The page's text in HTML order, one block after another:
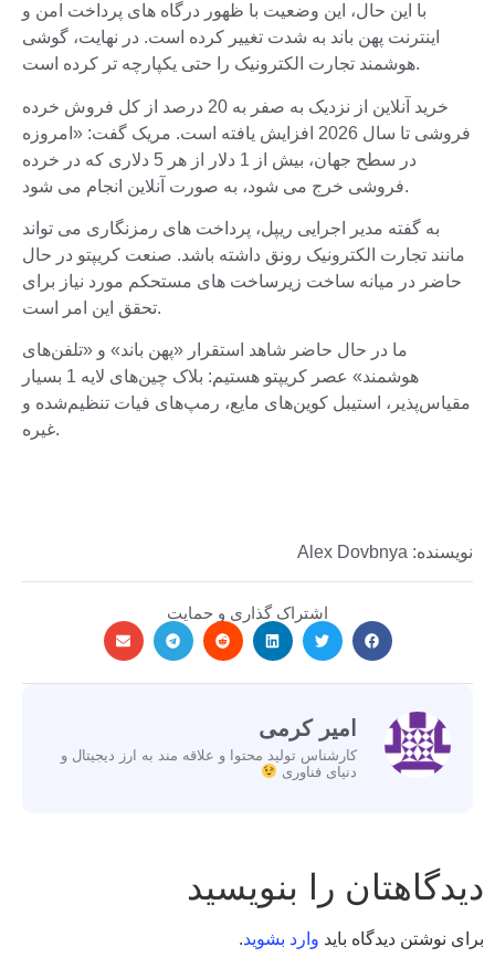
با این حال، این وضعیت با ظهور درگاه های پرداخت امن و
اینترنت پهن باند به شدت تغییر کرده است. در نهایت، گوشی
هوشمند تجارت الکترونیک را حتی یکپارچه تر کرده است.
خرید آنلاین از نزدیک به صفر به 20 درصد از کل فروش خرده
فروشی تا سال 2026 افزایش یافته است. مریک گفت: «امروزه
در سطح جهان، بیش از 1 دلار از هر 5 دلاری که در خرده
فروشی خرج می شود، به صورت آنلاین انجام می شود.
به گفته مدیر اجرایی ریپل، پرداخت های رمزنگاری می تواند
مانند تجارت الکترونیک رونق داشته باشد. صنعت کریپتو در حال
حاضر در میانه ساخت زیرساخت های مستحکم مورد نیاز برای
تحقق این امر است.
ما در حال حاضر شاهد استقرار «پهن باند» و «تلفن‌های
هوشمند» عصر کریپتو هستیم: بلاک چین‌های لایه 1 بسیار
مقیاس‌پذیر، استیبل کوین‌های مایع، رمپ‌های فیات تنظیم‌شده و
غیره.
نویسنده: Alex Dovbnya
اشتراک گذاری و حمایت
امیر کرمی
کارشناس تولید محتوا و علاقه مند به ارز دیجیتال و
دنیای فناوری
دیدگاهتان را بنویسید
برای نوشتن دیدگاه باید وارد بشوید.